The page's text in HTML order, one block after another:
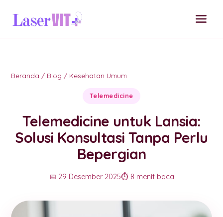
Beranda / Blog / Kesehatan Umum
Telemedicine
Telemedicine untuk Lansia:
Solusi Konsultasi Tanpa Perlu
Bepergian
📅 29 Desember 2025⏱️ 8 menit baca